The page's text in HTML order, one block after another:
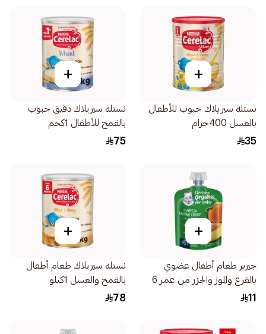
+
نستله سيريلاك حبوب للأطفال
بالعسل 400جرام
35
+
نستله سيريلاك دقيق حبوب
بالقمح للأطفال 1كجم
75
+
جيربر طعام أطفال عضوي
بالقرع والموز والجزر من عمر 6
أشهر 90جرام
11
+
نستله سيريلاك طعام أطفال
بالقمح والعسل 1كيلو
78